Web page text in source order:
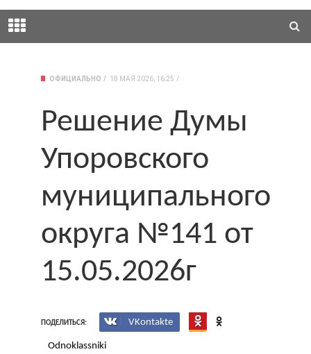
ОФИЦИАЛЬНО 18 МАЯ 2026, 16:25
Решение Думы
Упоровского
муниципального
округа №141 от
15.05.2026г
ПОДЕЛИТЬСЯ: VKontakte
Odnoklassniki